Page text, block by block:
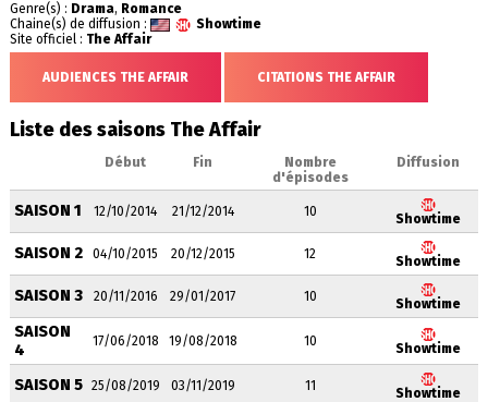
Genre(s) : Drama, Romance
Chaine(s) de diffusion :
Showtime
Site officiel : The Affair
AUDIENCES THE AFFAIR CITATIONS THE AFFAIR
Liste des saisons The Affair
Début Fin
Nombre
d'épisodes
Diffusion
SAISON 1 12/10/2014 21/12/2014 10 Showtime
SAISON 2 04/10/2015 20/12/2015 12 Showtime
SAISON 3 20/11/2016 29/01/2017 10 Showtime
SAISON
4
17/06/2018 19/08/2018 10 Showtime
SAISON 5 25/08/2019 03/11/2019 11
Showtime